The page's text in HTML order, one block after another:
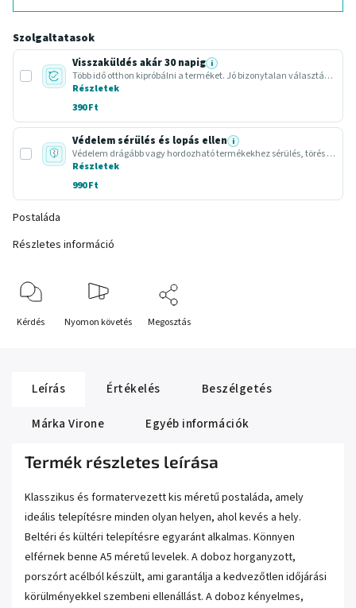
Szolgaltatasok
Visszaküldés akár 30 napig i
Több idő otthon kipróbálni a terméket. Jó bizonytalan választásnál vagy ajándéknál.
Részletek
390 Ft
Védelem sérülés és lopás ellen i
Védelem drágább vagy hordozható termékekhez sérülés, törés vagy lopás esetére.
Részletek
990 Ft
Postaláda
Részletes információ
Kérdés Nyomon követés Megosztás
Leírás Értékelés
Beszélgetés
Márka Virone Egyéb információk
Termék részletes leírása
Klasszikus és formatervezett kis méretű postaláda, amely
ideális telepítésre minden olyan helyen, ahol kevés a hely.
Beltéri és kültéri telepítésre egyaránt alkalmas. Könnyen
elférnek benne A5 méretű levelek. A doboz horganyzott,
porszórt acélból készült, ami garantálja a kedvezőtlen időjárási
körülményekkel szembeni ellenállást. A doboz kényelmes,